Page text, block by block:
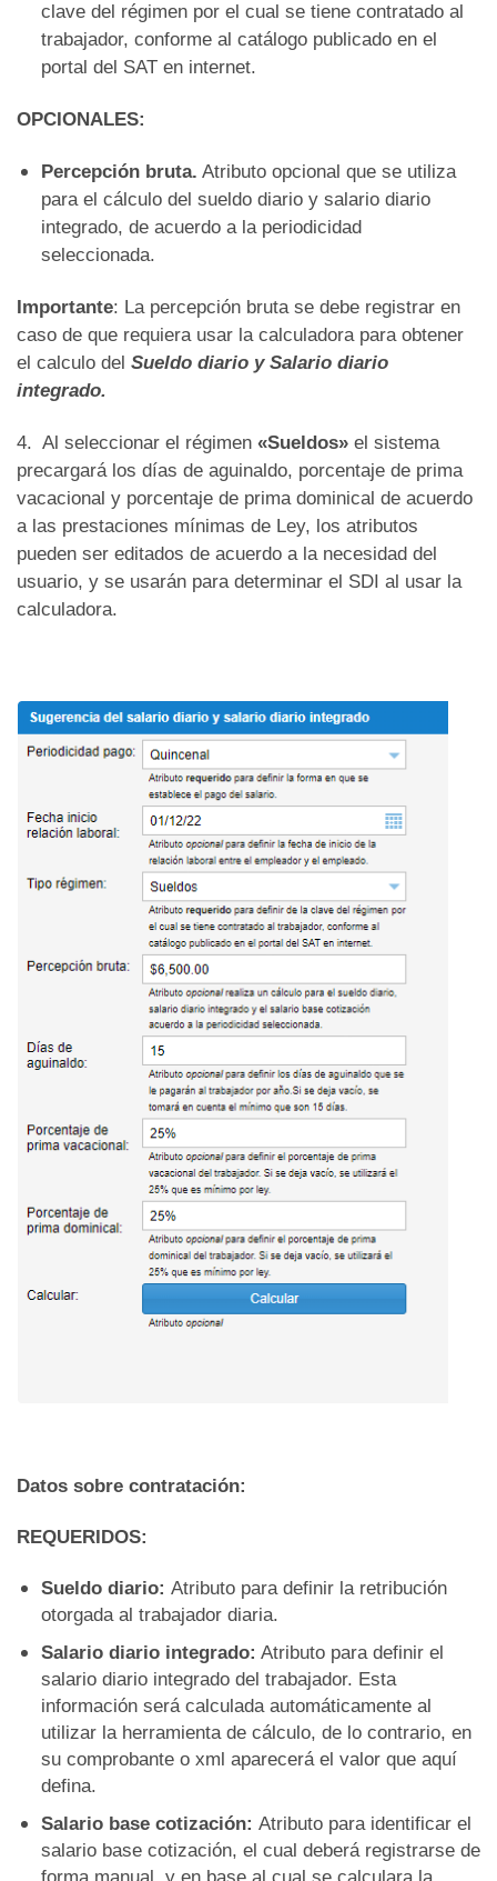
clave del régimen por el cual se tiene contratado al
trabajador, conforme al catálogo publicado en el
portal del SAT en internet.
OPCIONALES:
Percepción bruta. Atributo opcional que se utiliza
para el cálculo del sueldo diario y salario diario
integrado, de acuerdo a la periodicidad
seleccionada.
Importante: La percepción bruta se debe registrar en
caso de que requiera usar la calculadora para obtener
el calculo del Sueldo diario y Salario diario
integrado.
4. Al seleccionar el régimen «Sueldos» el sistema
precargará los días de aguinaldo, porcentaje de prima
vacacional y porcentaje de prima dominical de acuerdo
a las prestaciones mínimas de Ley, los atributos
pueden ser editados de acuerdo a la necesidad del
usuario, y se usarán para determinar el SDI al usar la
calculadora.
Datos sobre contratación:
REQUERIDOS:
Sueldo diario: Atributo para definir la retribución
otorgada al trabajador diaria.
Salario diario integrado: Atributo para definir el
salario diario integrado del trabajador. Esta
información será calculada automáticamente al
utilizar la herramienta de cálculo, de lo contrario, en
su comprobante o xml aparecerá el valor que aquí
defina.
Salario base cotización: Atributo para identificar el
salario base cotización, el cual deberá registrarse de